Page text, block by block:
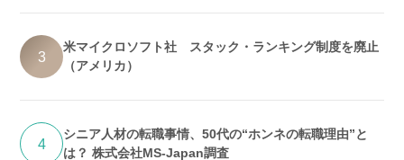
3
米マイクロソフト社 スタック・ランキング制度を廃止
（アメリカ）
4
シニア人材の転職事情、50代の“ホンネの転職理由”と
は？ 株式会社MS-Japan調査